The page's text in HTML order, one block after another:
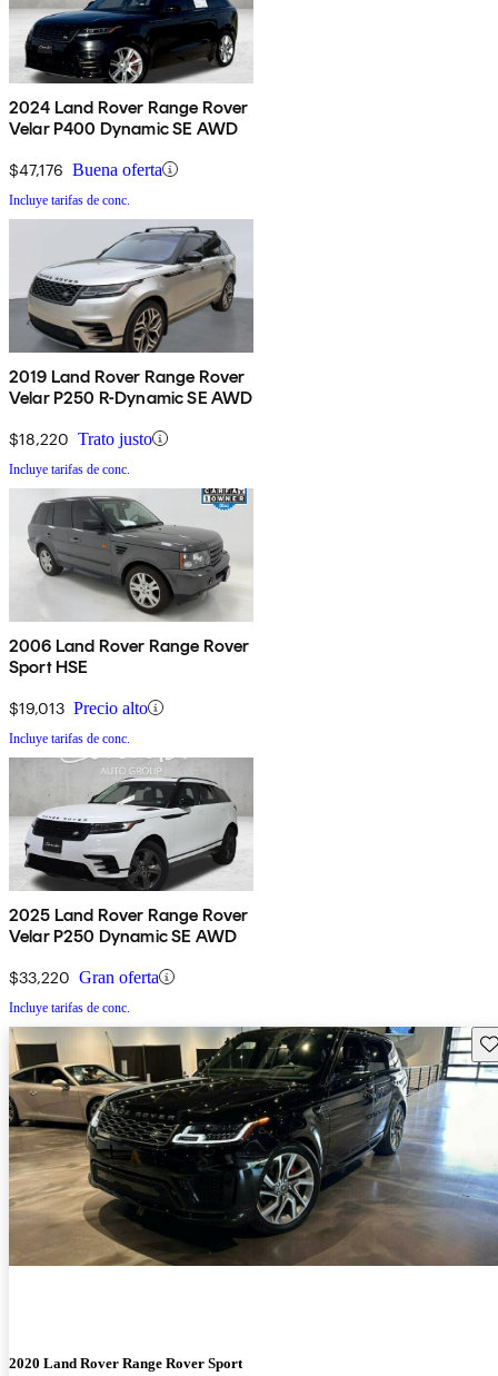
2024 Land Rover Range Rover
Velar P400 Dynamic SE AWD
$47,176 Buena oferta
Incluye tarifas de conc.
2019 Land Rover Range Rover
Velar P250 R-Dynamic SE AWD
$18,220 Trato justo
Incluye tarifas de conc.
2006 Land Rover Range Rover
Sport HSE
$19,013 Precio alto
Incluye tarifas de conc.
2025 Land Rover Range Rover
Velar P250 Dynamic SE AWD
$33,220 Gran oferta
Incluye tarifas de conc.
2020 Land Rover Range Rover Sport